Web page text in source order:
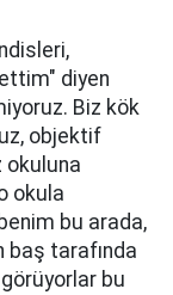
diyen
Biz kök
objektif
okuluna
okula
bu arada,
baş tarafında
bu